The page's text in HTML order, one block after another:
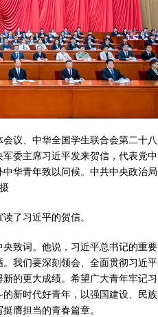
议、中华全国学生联合会第二十八
委主席习近平发来贺信，代表党中
华青年致以问候。中共中央政治局
了习近平的贺信。
致词。他说，习近平总书记的重要
我们要深刻领会、全面贯彻习近平
的更大成绩。希望广大青年牢记习
新时代好青年，以强国建设、民族
膺担当的青春篇章。